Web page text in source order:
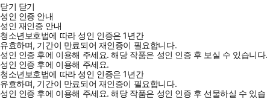
닫기 닫기
성인 인증 안내
성인 재인증 안내
청소년보호법에 따라 성인 인증은 1년간
유효하며, 기간이 만료되어 재인증이 필요합니다.
성인 인증 후에 이용해 주세요.해당 작품은 성인 인증 후 보실 수 있습니다.
성인 인증 후에 이용해 주세요.
청소년보호법에 따라 성인 인증은 1년간
유효하며, 기간이 만료되어 재인증이 필요합니다.
성인 인증 후에 이용해 주세요.해당 작품은 성인 인증 후 선물하실 수 있습